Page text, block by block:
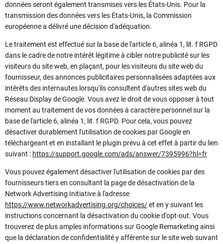
données seront également transmises vers les États-Unis. Pour la
transmission des données vers les États-Unis, la Commission
européenne a délivré une décision d'adéquation.
Le traitement est effectué sur la base de l'article 6, alinéa 1, lit. f RGPD
dans le cadre de notre intérêt légitime à cibler notre publicité sur les
visiteurs du site web, en plaçant, pour les visiteurs du site web du
fournisseur, des annonces publicitaires personnalisées adaptées aux
intérêts des internautes lorsqu'ils consultent d'autres sites web du
Réseau Display de Google. Vous avez le droit de vous opposer à tout
moment au traitement de vos données à caractère personnel sur la
base de l'article 6, alinéa 1, lit. f RGPD. Pour cela, vous pouvez
désactiver durablement l'utilisation de cookies par Google en
téléchargeant et en installant le plugin prévu à cet effet à partir du lien
suivant : https://support.google.com/ads/answer/7395996?hl=fr
Vous pouvez également désactiver l'utilisation de cookies par des
fournisseurs tiers en consultant la page de désactivation de la
Network Advertising Initiative à l'adresse
https://www.networkadvertising.org/choices/et en y suivant les
instructions concernant la désactivation du cookie d'opt-out. Vous
trouverez de plus amples informations sur Google Remarketing ainsi
que la déclaration de confidentialité y afférente sur le site web suivant